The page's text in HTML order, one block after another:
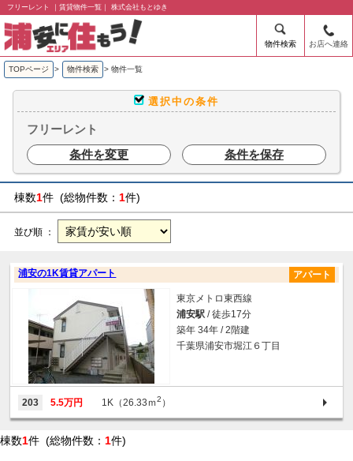
フリーレント ｜賃貸物件一覧｜ 株式会社もとゆき
物件検索 お店へ連絡
TOPページ > 物件検索 > 物件一覧
選択中の条件
フリーレント
条件を変更
条件を保存
棟数1件 (総物件数： 1件)
並び順 ：
浦安の1K賃貸アパート アパート
東京メトロ東西線
浦安駅 / 徒歩17分
築年 34年 / 2階建
千葉県浦安市堀江６丁目
203 5.5万円 1K（26.33ｍ2 ）
棟数1件 (総物件数： 1件)